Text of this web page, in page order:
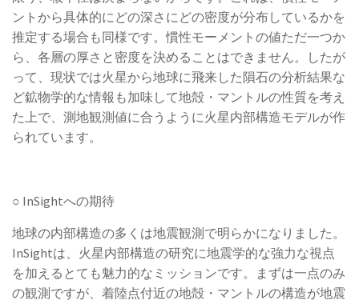
ントから具体的にどの深さにどの密度が分布しているかを
推定する場合も同様です。慣性モーメントの値ただ一つか
ら、各層の厚さと密度を決めることはできません。したが
って、現状では火星から地球に飛来した隕石の分析結果な
ど鉱物学的な情報も加味して地殻・マントルの性質を考え
た上で、測地観測値に合うように火星内部構造モデルが作
られています。
○ InSightへの期待
地球の内部構造の多くは地震観測で明らかになりました。
InSightは、火星内部構造の研究に地震学的な強力な視点
を加えるとても魅力的なミッションです。まずは一点のみ
の観測ですが、着陸点付近の地殻・マントルの構造が地震